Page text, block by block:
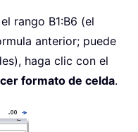
rango B1:B6 (el
anterior; puede
haga clic con el
formato de celda.